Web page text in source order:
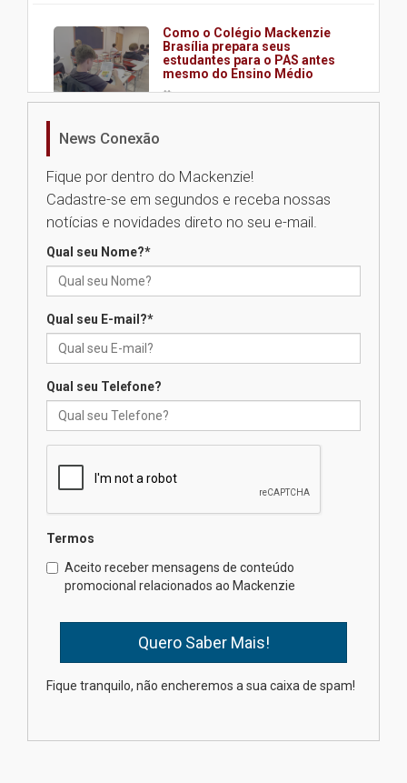
Como o Colégio Mackenzie
Brasília prepara seus
estudantes para o PAS antes
mesmo do Ensino Médio
04.08.2026
na educação dos filhos além da
escola
04.08.2026
docentes para debater
Professora do Mackenzie é
finalista do Prêmio Jabuti com
04.08.2026
internacionais
03.08.2026
Oncologista do HUEM ressalta
importância da prevenção e
diagnóstico precoce do câncer
de pulmão
News Conexão
Fique por dentro do Mackenzie!
Cadastre-se em segundos e receba nossas
notícias e novidades direto no seu e-mail.
Qual seu Nome?*
Qual seu E-mail?*
Qual seu Telefone?
Termos
Aceito receber mensagens de conteúdo
promocional relacionados ao Mackenzie
Fique tranquilo, não encheremos a sua caixa de spam!